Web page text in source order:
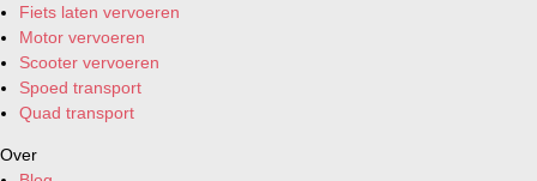
Fiets laten vervoeren
Motor vervoeren
Scooter vervoeren
Spoed transport
Quad transport
Over